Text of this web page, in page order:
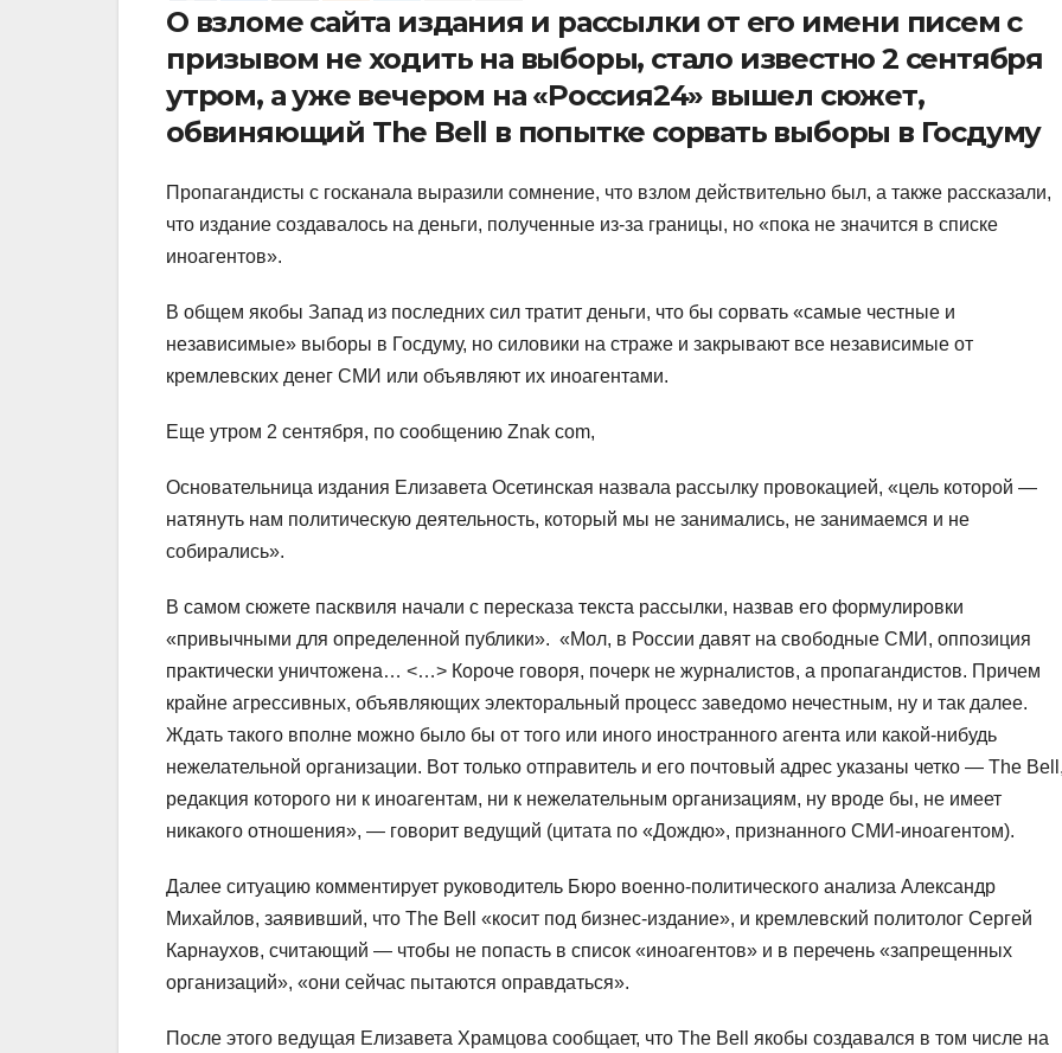
О взломе сайта издания и рассылки от его имени писем с
призывом не ходить на выборы, стало известно 2 сентября
утром, а уже вечером на «Россия24» вышел сюжет,
обвиняющий The Bell в попытке сорвать выборы в Госдуму
Пропагандисты с госканала выразили сомнение, что взлом действительно был, а также рассказали,
что издание создавалось на деньги, полученные из-за границы, но «пока не значится в списке
иноагентов».
В общем якобы Запад из последних сил тратит деньги, что бы сорвать «самые честные и
независимые» выборы в Госдуму, но силовики на страже и закрывают все независимые от
кремлевских денег СМИ или объявляют их иноагентами.
Еще утром 2 сентября, по сообщению Znak com,
Основательница издания Елизавета Осетинская назвала рассылку провокацией, «цель которой —
натянуть нам политическую деятельность, который мы не занимались, не занимаемся и не
собирались».
В самом сюжете пасквиля начали с пересказа текста рассылки, назвав его формулировки
«привычными для определенной публики». «Мол, в России давят на свободные СМИ, оппозиция
практически уничтожена… <…> Короче говоря, почерк не журналистов, а пропагандистов. Причем
крайне агрессивных, объявляющих электоральный процесс заведомо нечестным, ну и так далее.
Ждать такого вполне можно было бы от того или иного иностранного агента или какой-нибудь
нежелательной организации. Вот только отправитель и его почтовый адрес указаны четко — The
редакция которого ни к иноагентам, ни к нежелательным организациям, ну вроде бы, не имеет
никакого отношения», — говорит ведущий (цитата по «Дождю», признанного СМИ-иноагентом).
Далее ситуацию комментирует руководитель Бюро военно-политического анализа Александр
Михайлов, заявивший, что The Bell «косит под бизнес-издание», и кремлевский политолог Сергей
Карнаухов, считающий — чтобы не попасть в список «иноагентов» и в перечень «запрещенных
организаций», «они сейчас пытаются оправдаться».
После этого ведущая Елизавета Храмцова сообщает, что The Bell якобы создавался в том числе на